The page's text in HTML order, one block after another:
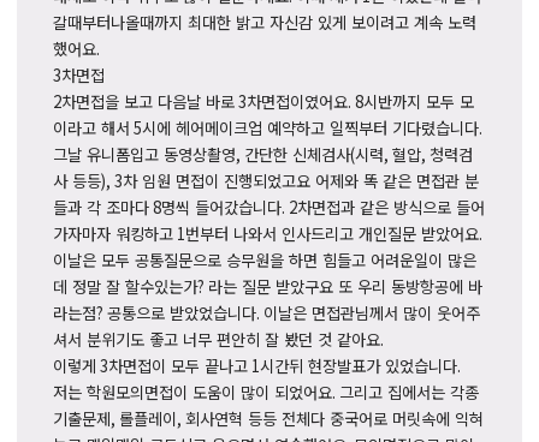
갈때부터나올때까지 최대한 밝고 자신감 있게 보이려고 계속 노력
했어요.
3차면접
2차면접을 보고 다음날 바로3차면접이였어요. 8시반까지 모두 모
이라고 해서 5시에 헤어메이크업 예약하고 일찍부터 기다렸습니다.
그날 유니폼입고 동영상촬영, 간단한 신체검사(시력, 혈압, 청력검
사 등등), 3차 임원 면접이 진행되었고요 어제와 똑 같은 면접관 분
들과 각 조마다8명씩 들어갔습니다. 2차면접과 같은 방식으로 들어
가자마자 워킹하고 1번부터 나와서 인사드리고 개인질문 받았어요.
이날은 모두 공통질문으로 승무원을 하면 힘들고 어려운일이 많은
데 정말 잘 할수있는가? 라는 질문 받았구요 또 우리 동방항공에 바
라는점? 공통으로 받았었습니다. 이날은 면접관님께서 많이 웃어주
셔서 분위기도 좋고 너무 편안히 잘 봤던 것 같아요.
이렇게 3차면접이 모두 끝나고 1시간뒤 현장발표가 있었습니다.
저는 학원모의면접이 도움이 많이 되었어요. 그리고 집에서는 각종
기출문제, 롤플레이, 회사연혁 등등 전체다 중국어로 머릿속에 익혀